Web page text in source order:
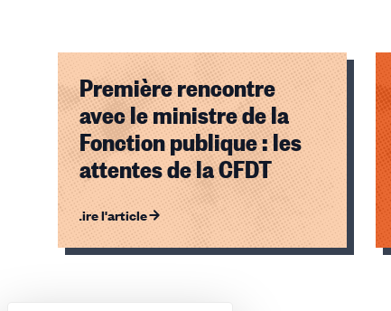
Première rencontre
avec le ministre de la
Fonction publique : les
attentes de la CFDT
Lire l'article
Éléments